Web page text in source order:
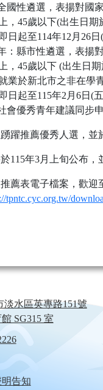
國性遴選，表揚對國
，45歲以下(出生日期
日起至114年12月26日(
：縣市性遴選，表揚
，45歲以下 (出生日
業於新北市之非在學青
日起至115年2月6日(五
會優秀青年建議同步
躍推薦優秀人選，並
115年3月上旬公布，
薦表電子檔案，歡迎
tpntc.cyc.org.tw/
淡水區英專路151號
SG315 室
告知